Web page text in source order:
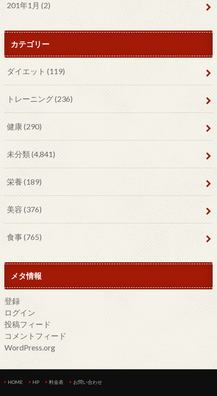
201年1月 (2)
カテゴリー
ダイエット (119)
トレーニング(236)
健康(290)
未分類(4,841)
栄養 (189)
美容 (376)
食事(765)
メタ情報
登録
ログイン
投稿フィード
コメントフィード
WordPress.org
HOME HP 料金表 お問い合わせ